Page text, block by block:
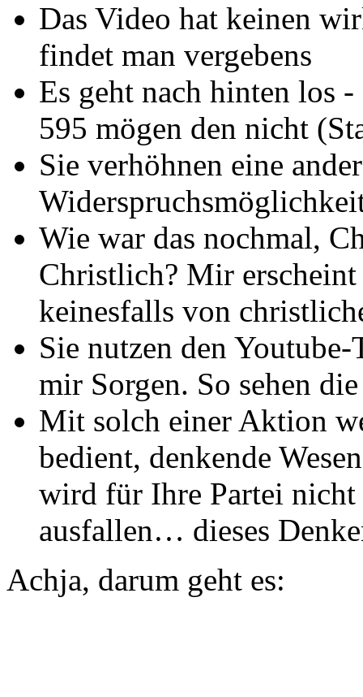
Das Video hat keinen
findet man vergebens
Es geht nach hinten los
595 mögen den nicht
Sie verhöhnen eine
Wie war das nochmal,
Christlich? Mir
keinesfalls von
Sie nutzen den
mir Sorgen. So sehen
Mit solch einer Aktion
bedient, denkende
wird für Ihre Partei
ausfallen… dieses
Achja, darum geht es: